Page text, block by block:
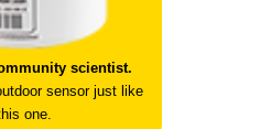
scientist.
sensor just like
one.